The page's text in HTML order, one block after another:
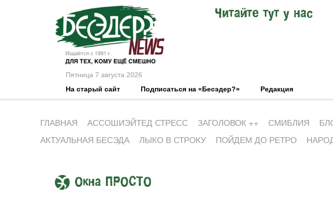
Пятница 7 августа 2026
Читайте тут у нас
На старый сайт Подписаться на «Бесэдер?» Редакция
ГЛАВНАЯ АССОШИЭЙТЕД СТРЕСС ЗАГОЛОВОК ++ СМИБЛИЯ
АКТУАЛЬНАЯ БЕСЭДА
ЛЫКО В СТРОКУ ПОЙДЕМ ДО РЕТРО
Окна ПРОСТО